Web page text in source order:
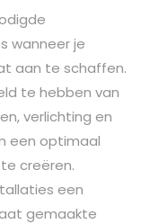
wanneer je
aan te schaffen.
te hebben van
verlichting en
een optimaal
creëren.
een
gemaakte